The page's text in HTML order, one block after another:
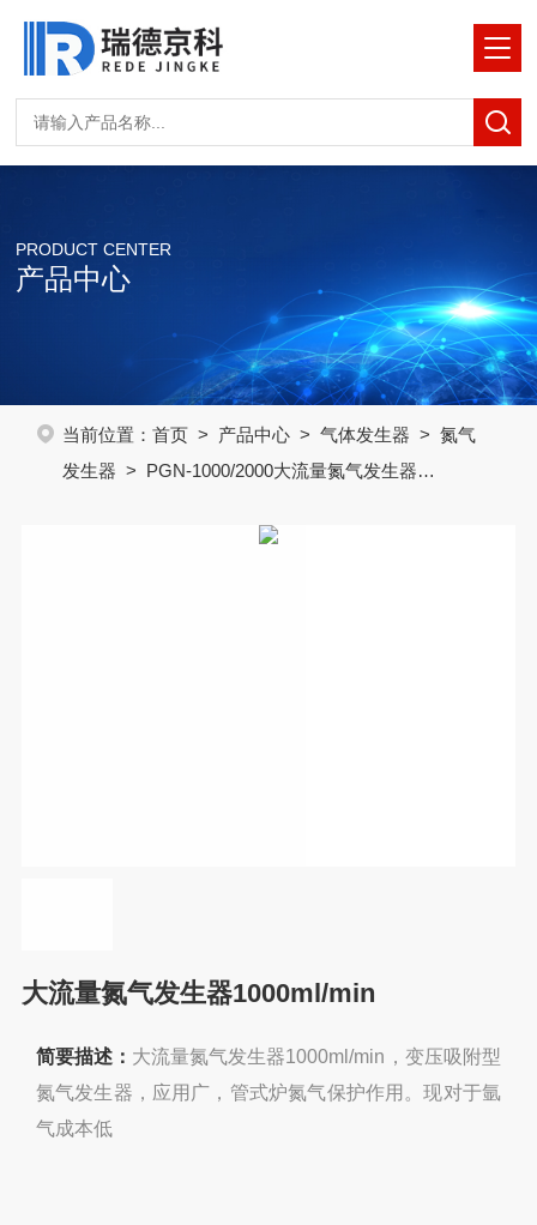
PRODUCT CENTER
产品中心
当前位置： 首页> 产品中心> 气体发生器 > 氮气
发生器 > PGN-1000/2000大流量氮气发生器
大流量氮气发生器1000ml/min
简要描述： 大流量氮气发生器1000ml/min，变压吸附型
氮气发生器，应用广，管式炉氮气保护作用。现对于氩
气成本低